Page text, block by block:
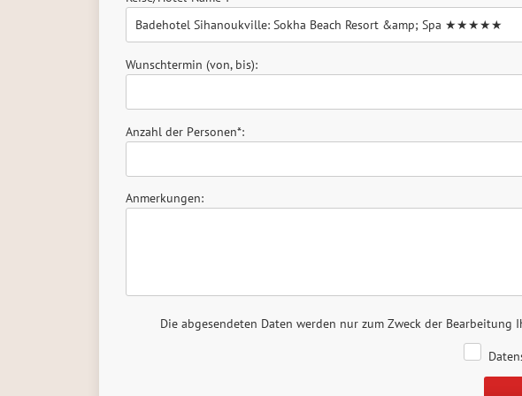
Wunschtermin (von, bis):
Anzahl der Personen*:
Anmerkungen:
Die abgesendeten Daten werden nur zum Zweck der